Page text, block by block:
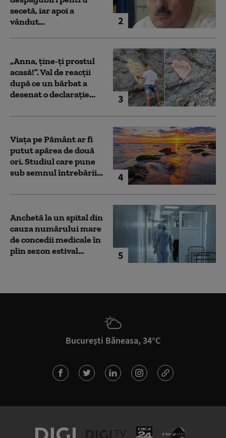
2
secetă, iar apoi a
vândut...
3
„Anna, ţine-ţi prostul
acasă!”. Val de reacții
după ce un bărbat a
desenat o declarație...
4
Viața pe Pământ ar fi
putut apărea de două
ori. Studiul care pune
sub semnul întrebării...
5
Anchetă la un spital din
cauza numărului mare
de concedii medicale în
plin sezon estival...
București Băneasa, 34°C